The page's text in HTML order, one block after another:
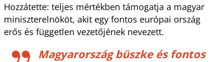
Hozzátette: teljes mértékben támogatja a magyar
miniszterelnököt, akit egy fontos európai ország
erős és független vezetőjének nevezett.
Magyarország büszke és fontos